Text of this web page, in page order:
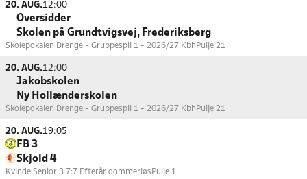
20. AUG.12:00
Oversidder
Skolen på Grundtvigsvej, Frederiksberg
Skolepokalen Drenge - Gruppespil 1 - 2026/27 Kbh Pulje 21
20. AUG.12:00
Jakobskolen
Ny Hollænderskolen
Skolepokalen Drenge - Gruppespil 1 - 2026/27 Kbh Pulje 21
20. AUG.19:05
FB 3
Skjold 4
Kvinde Senior 3 7:7 Efterår dommerløs Pulje 1